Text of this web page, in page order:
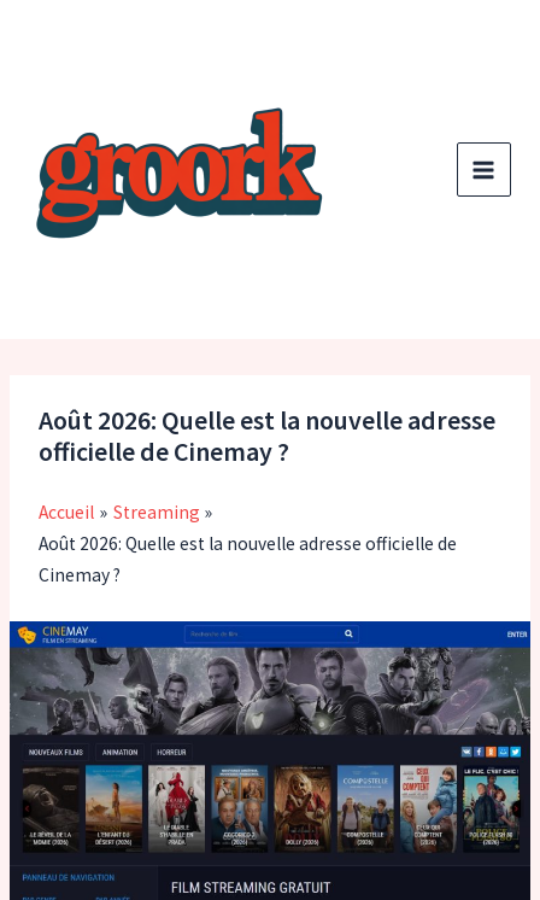
Août 2026: Quelle est la nouvelle adresse
officielle de Cinemay ?
Accueil
Streaming
Août 2026: Quelle est la nouvelle adresse officielle de
Cinemay ?